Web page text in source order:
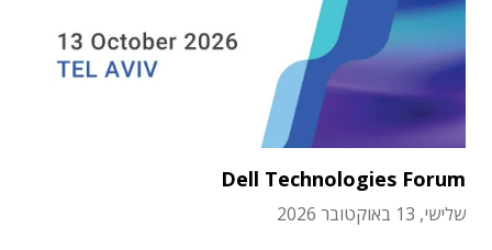
Dell Technologies Forum
שלישי, 13 באוקטובר 2026